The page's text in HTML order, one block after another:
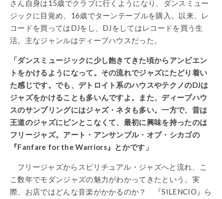
さん自身は15歳でクラブに行くようになり、ダンスミュー
ジックに目覚め、16歳でターンテーブルを購入。以来、レ
コードを買ってはDJをし、DJをしてはレコードを買う生
活。主なジャンルはディープハウスだった。
「ダンスミュージックに少し飽きてきた頃からアンビエン
トをかけるようになって。その流れでジャズにたどり着い
た感じです。でも、デトロイト系のハウスやテクノのDJは
ジャズをかけることも多いんですよ。また、ディープハウ
スのサンプリングにはジャズ・ネタも多い。一方で、昔は
王道のジャズにピンとこなくて、最初に興味を持ったのは
フリージャズ。アート・アンサンブル・オブ・シカゴの
『Fanfare for the Warriors』とかです」
フリージャズからスピリチュアル・ジャズへと流れ、こ
こ数年でモダンジャズの魅力がわかってきたという。実
際、お店ではどんな音楽がかかるのか？ 『SILENCIO』ら